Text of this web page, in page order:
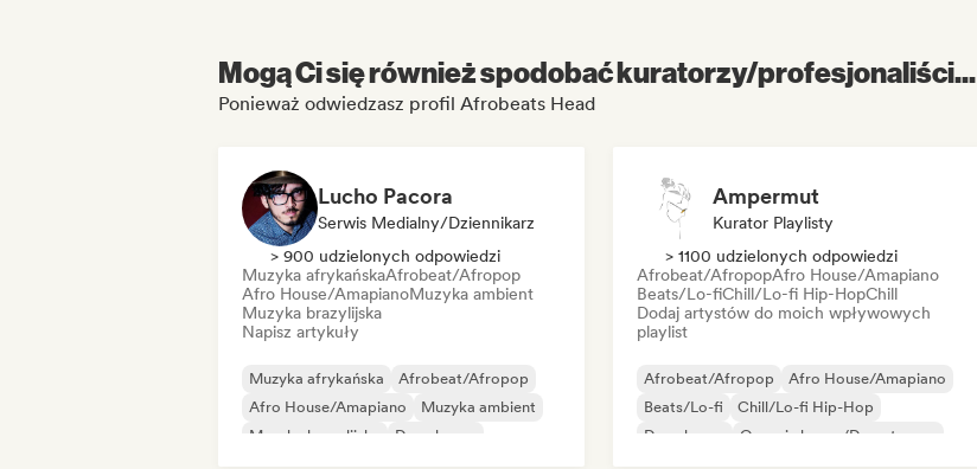
Mogą Ci się również spodobać kuratorzy/profesjonaliści...
Ponieważ odwiedzasz profil Afrobeats Head
Lucho Pacora
Serwis Medialny/Dziennikarz
> 900 udzielonych odpowiedzi
Muzyka afrykańskaAfrobeat/Afropop
Afro House/AmapianoMuzyka ambient
Muzyka brazylijska
Napisz artykuły
Muzyka afrykańska
Afrobeat/Afropop
Afro House/Amapiano
Muzyka ambient
Muzyka brazylijska
Deep house
Ampermut
Kurator Playlisty
> 1100 udzielonych odpowiedzi
Afrobeat/AfropopAfro House/Amapiano
Beats/Lo-fiChill/Lo-fi Hip-HopChill
Dodaj artystów do moich wpływowych
playlist
Afrobeat/Afropop
Afro House/Amapiano
Beats/Lo-fi
Chill/Lo-fi Hip-Hop
Deep house
Organic house/Downtempo